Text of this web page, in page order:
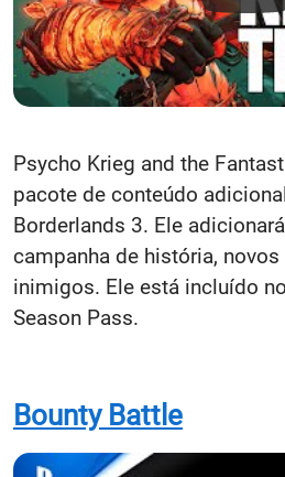
Psycho Krieg and the
pacote de conteúdo
Borderlands 3. Ele
campanha de história,
inimigos. Ele está incluído
Season Pass.
Bounty Battle